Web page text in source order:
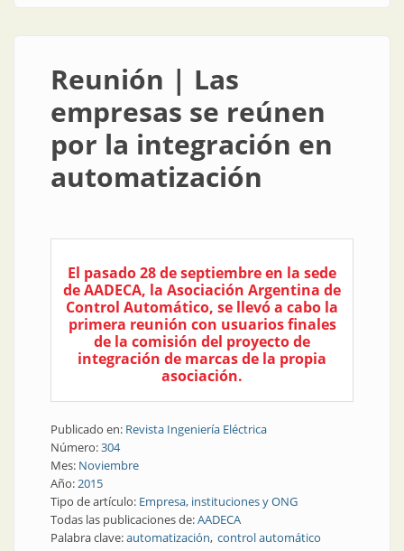
Reunión | Las
empresas se reúnen
por la integración en
automatización
El pasado 28 de septiembre en la sede
de AADECA, la Asociación Argentina de
Control Automático, se llevó a cabo la
primera reunión con usuarios finales
de la comisión del proyecto de
integración de marcas de la propia
asociación.
Publicado en: Revista Ingeniería Eléctrica
Número:304
Mes: Noviembre
Año:2015
Tipo de artículo: Empresa, instituciones y ONG
Todas las publicaciones de:AADECA
Palabra clave:automatización control automático